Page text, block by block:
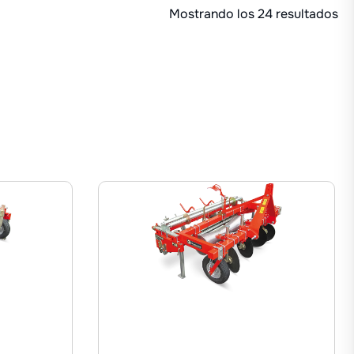
Mostrando los 24 resultados